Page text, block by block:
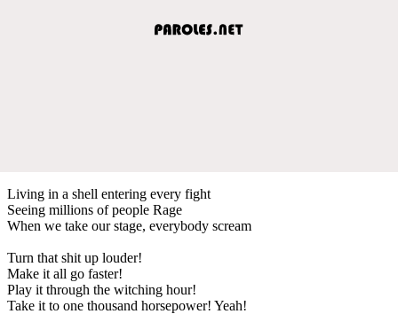
Living in a shell entering every fight
Seeing millions of people Rage
When we take our stage, everybody scream
Turn that shit up louder!
Make it all go faster!
Play it through the witching hour!
Take it to one thousand horsepower! Yeah!